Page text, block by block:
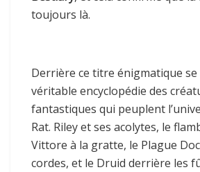
toujours là.
Derrière ce titre énigmatique se
véritable encyclopédie des
fantastiques qui peuplent
Rat. Riley et ses acolytes, le
Vittore à la gratte, le Plague
cordes, et le Druid derrière les